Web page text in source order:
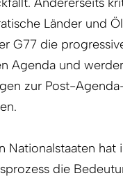
Länder und
G77 die
Agenda und
zur Post-
Nationalstaaten hat
die